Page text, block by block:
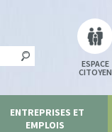
ESPACE
CITOYEN
ENTREPRISES ET
EMPLOIS